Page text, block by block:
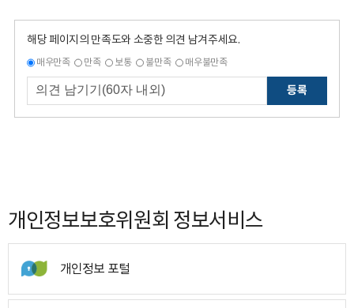
해당 페이지의 만족도와 소중한 의견 남겨주세요.
매우만족 만족 보통 불만족 매우불만족
등록
개인정보보호위원회 정보서비스
개인정보 포털